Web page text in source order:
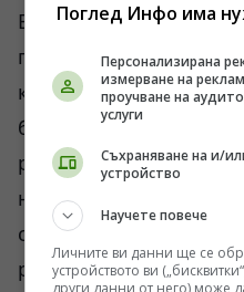
показва, че
към социалните
бизнес, НПО, медии.
резултатите
на информационната и
система”. Повечето
работодателите си.
Поглед Инфо има
Персонализирана
измерване на
проучване на
услуги
Съхраняване на и/
устройство
Научете повече
Личните ви данни ще се
устройството ви
други данни от него) може